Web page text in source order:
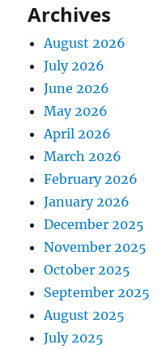
Archives
August 2026
July 2026
June 2026
May 2026
April 2026
March 2026
February 2026
January 2026
December 2025
November 2025
October 2025
September 2025
August 2025
July 2025